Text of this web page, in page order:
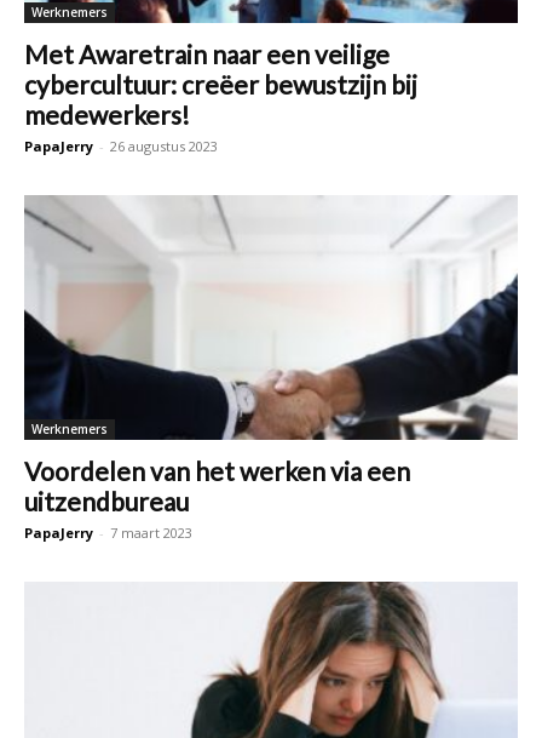
Werknemers
Met Awaretrain naar een veilige
cybercultuur: creëer bewustzijn bij
medewerkers!
PapaJerry - 26 augustus 2023
Werknemers
Voordelen van het werken via een
uitzendbureau
PapaJerry - 7 maart 2023